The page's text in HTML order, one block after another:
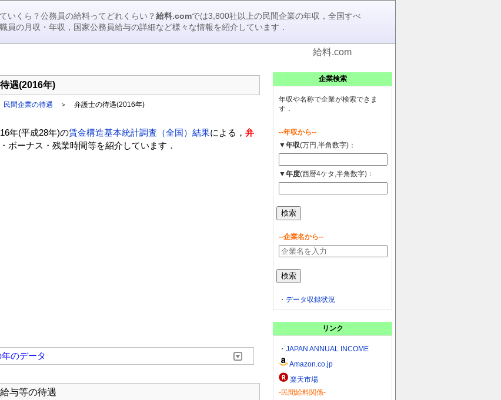
いくら？公務員の給料ってどれくらい？給料.comでは3,800社以上の民間企業の年収，全国すべ
員の月収・年収，国家公務員給与の詳細など様々な情報を紹介しています．
遇(2016年)
民間企業の待遇 ＞ 弁護士の待遇(2016年)
年(平成28年)の賃金構造基本統計調査（全国）結果による， 弁
ボーナス・残業時間等を紹介しています．
のデータ
与等の待遇
給料.com
企業検索
年収や名称で企業が検索できま
す．
--年収から--
▼年収(万円,半角数字)：
▼年度(西暦4ケタ,半角数字)：
--企業名から--
・ データ収録状況
リンク
・ JAPAN ANNUAL INCOME
Amazon.co.jp
楽天市場
-民間給料関係-